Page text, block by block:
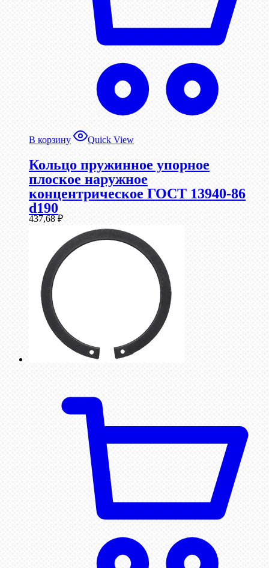
В корзину Quick View
Кольцо пружинное упорное
плоское наружное
концентрическое ГОСТ 13940-86
d190
437,68₽